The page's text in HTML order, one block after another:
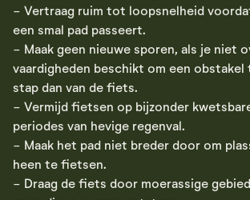
- Vertraag ruim tot loopsnelheid
een smal pad passeert.
- Maak geen nieuwe sporen, als je niet
vaardigheden beschikt om een obstakel
stap dan van de fiets.
- Vermijd fietsen op bijzonder
periodes van hevige regenval.
- Maak het pad niet breder door om
heen te fietsen.
- Draag de fiets door moerassige